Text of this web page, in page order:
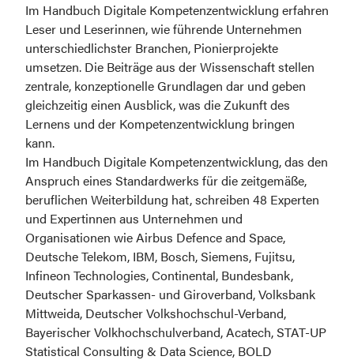
Im Handbuch Digitale Kompetenzentwicklung erfahren
Leser und Leserinnen, wie führende Unternehmen
unterschiedlichster Branchen, Pionierprojekte
umsetzen. Die Beiträge aus der Wissenschaft stellen
zentrale, konzeptionelle Grundlagen dar und geben
gleichzeitig einen Ausblick, was die Zukunft des
Lernens und der Kompetenzentwicklung bringen
kann.
Im Handbuch Digitale Kompetenzentwicklung, das den
Anspruch eines Standardwerks für die zeitgemäße,
beruflichen Weiterbildung hat, schreiben 48 Experten
und Expertinnen aus Unternehmen und
Organisationen wie Airbus Defence and Space,
Deutsche Telekom, IBM, Bosch, Siemens, Fujitsu,
Infineon Technologies, Continental, Bundesbank,
Deutscher Sparkassen- und Giroverband, Volksbank
Mittweida, Deutscher Volkshochschul-Verband,
Bayerischer Volkhochschulverband, Acatech, STAT-UP
Statistical Consulting & Data Science, BOLD